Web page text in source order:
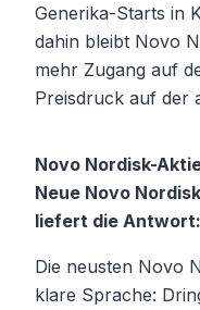
Generika-Starts in
dahin bleibt Novo
mehr Zugang auf
Preisdruck auf der
Novo Nordisk-
Neue Novo
liefert die Antwort:
Die neusten Novo
klare Sprache: